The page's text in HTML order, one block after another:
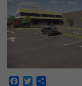
Facebook
Twitter